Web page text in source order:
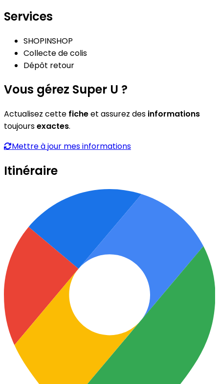
Services
SHOPINSHOP
Collecte de colis
Dépôt retour
Vous gérez Super U ?
Actualisez cette ficheet assurez des informations
toujoursexactes.
Mettre à jour mes informations
Itinéraire